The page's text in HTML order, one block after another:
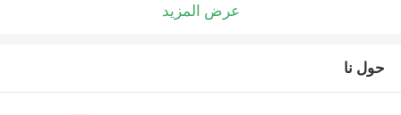
عرض المزيد
حول نا